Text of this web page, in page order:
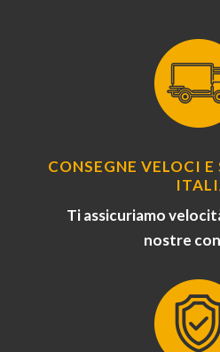
CONSEGNE VELOCI
Ti assicuriamo
nostre